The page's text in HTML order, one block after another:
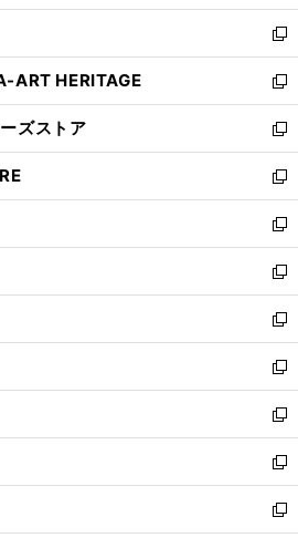
ウ
で
開
く
ン
ド
ウ
で
開
く
新
し
い
ウ
ィ
ン
ド
ウ
で
開
く
ART HERITAGE
新
し
い
ウ
ィ
ン
ド
ウ
で
開
く
ズストア
新
し
い
ウ
ィ
ン
ド
ウ
で
開
く
新
し
い
ウ
ィ
ン
ド
ウ
で
開
く
新
し
い
ウ
ィ
ン
ド
ウ
で
開
く
新
し
い
ウ
ィ
ン
ド
ウ
で
開
く
新
し
い
ウ
ィ
ン
ド
ウ
で
開
新
し
い
ウ
ィ
ン
ド
ウ
新
し
い
ウ
ィ
ン
新
し
い
ウ
新
し